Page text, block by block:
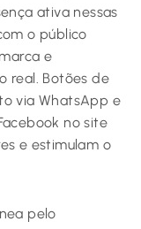
ativa nessas
o público
e
real. Botões de
via WhatsApp e
no site
e estimulam o
pelo